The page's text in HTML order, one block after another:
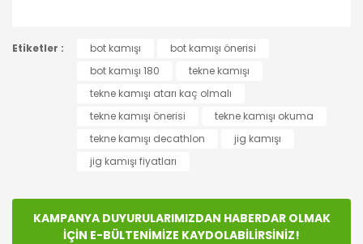
Bu ürüne ilk yorumu siz yapın!
diğer konularda yetersiz gördüğünüz noktaları öneri
formunu kullanarak tarafımıza iletebilirsiniz.
Görüş ve önerileriniz için teşekkür ederiz.
Ürün resmi kalitesiz, bozuk veya görüntülenemiyor.
Ürün açıklamasında eksik bilgiler bulunuyor.
Ürün bilgilerinde hatalar bulunuyor.
Etiketler : bot kamışı
bot kamışı önerisi
bot kamışı 180
tekne kamışı
tekne kamışı atarı kaç olmalı
tekne kamışı önerisi
tekne kamışı okuma
tekne kamışı decathlon
jig kamışı
jig kamışı fiyatları
KAMPANYA DUYURULARIMIZDAN HABERDAR OLMAK
İÇİN E-BÜLTENİMİZE KAYDOLABİLİRSİNİZ!